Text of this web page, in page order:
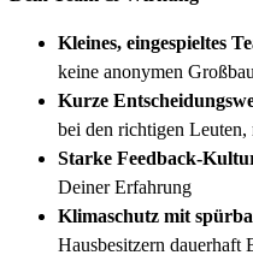
Kleines, eingespieltes
keine anonymen
Kurze
bei den richtigen
Starke Feedback-
Deiner Erfahrung
Klimaschutz mit
Hausbesitzern dauerhaft